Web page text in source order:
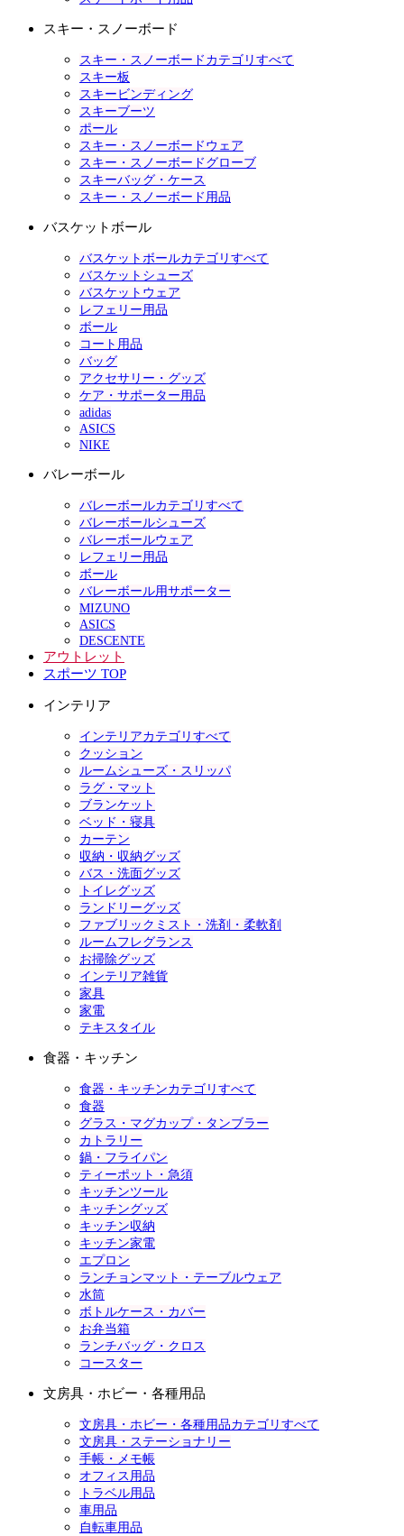
スキー・スノーボード
スキー・スノーボードカテゴリすべて
スキー板
スキービンディング
スキーブーツ
ポール
スキー・スノーボードウェア
スキー・スノーボードグローブ
スキーバッグ・ケース
スキー・スノーボード用品
バスケットボール
バスケットボールカテゴリすべて
バスケットシューズ
バスケットウェア
レフェリー用品
ボール
コート用品
バッグ
アクセサリー・グッズ
ケア・サポーター用品
adidas
ASICS
NIKE
バレーボール
バレーボールカテゴリすべて
バレーボールシューズ
バレーボールウェア
レフェリー用品
ボール
バレーボール用サポーター
MIZUNO
ASICS
DESCENTE
アウトレット
スポーツ TOP
インテリア
インテリアカテゴリすべて
クッション
ルームシューズ・スリッパ
ラグ・マット
ブランケット
ベッド・寝具
カーテン
収納・収納グッズ
バス・洗面グッズ
トイレグッズ
ランドリーグッズ
ファブリックミスト・洗剤・柔軟剤
ルームフレグランス
お掃除グッズ
インテリア雑貨
家具
家電
テキスタイル
食器・キッチン
食器・キッチンカテゴリすべて
食器
グラス・マグカップ・タンブラー
カトラリー
鍋・フライパン
ティーポット・急須
キッチンツール
キッチングッズ
キッチン収納
キッチン家電
エプロン
ランチョンマット・テーブルウェア
水筒
ボトルケース・カバー
お弁当箱
ランチバッグ・クロス
コースター
文房具・ホビー・各種用品
文房具・ホビー・各種用品カテゴリすべて
文房具・ステーショナリー
手帳・メモ帳
オフィス用品
トラベル用品
車用品
自転車用品